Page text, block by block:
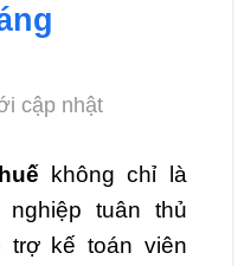
cập nhật
không chỉ là
tuân thủ
trợ kế toán viên